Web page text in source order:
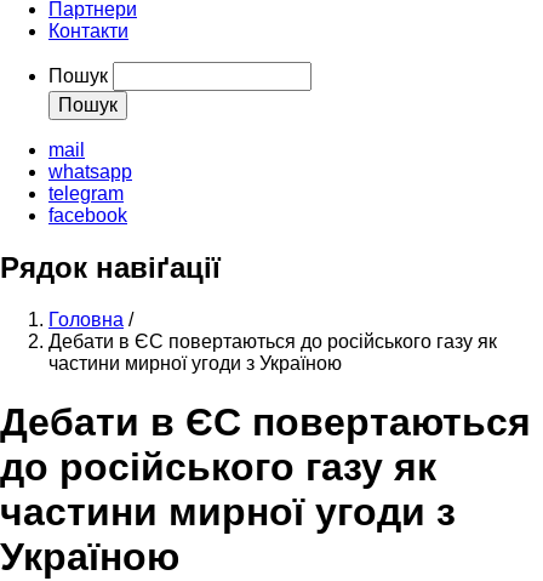
Партнери
Контакти
Пошук
mail
whatsapp
telegram
facebook
Рядок навіґації
Головна /
Дебати в ЄС повертаються до російського газу як
частини мирної угоди з Україною
Дебати в ЄС повертаються
до російського газу як
частини мирної угоди з
Україною